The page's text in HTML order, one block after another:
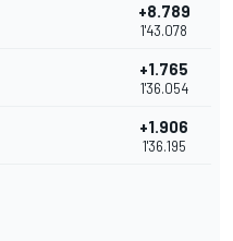
+8.789
1'43.078
+1.765
1'36.054
+1.906
1'36.195